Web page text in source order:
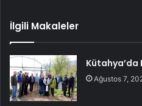
İlgili Makaleler
Kütahya’da
Ağustos 7,